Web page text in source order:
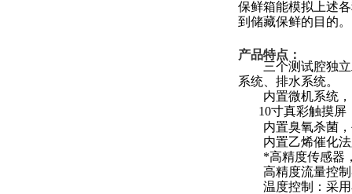
保鲜箱能模拟上述
到储藏保鲜的目的。
产品特点 ：
三个测试腔独立
系统、排水系统。
内置微机系统，
10寸真彩触摸屏
内置臭氧杀菌，
内置乙烯催化法
*高精度传感器，
高精度流量控制
温度控制：采用